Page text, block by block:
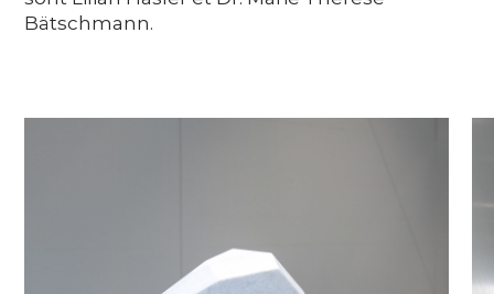
Bätschmann.